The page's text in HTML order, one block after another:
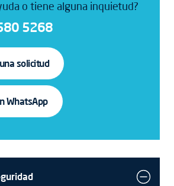
o tiene alguna inquietud?
5268
solicitud
WhatsApp